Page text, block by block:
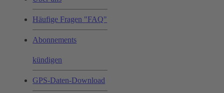
Häufige Fragen "FAQ"
Abonnements
kündigen
GPS-Daten-Download